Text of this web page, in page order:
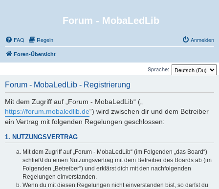
Forum - MobaLedLib
FAQ Regeln Anmelden
Foren-Übersicht
Sprache:
Forum - MobaLedLib - Registrierung
Mit dem Zugriff auf „Forum - MobaLedLib“ („
https://forum.mobaledlib.de“) wird zwischen dir und dem Betreiber
ein Vertrag mit folgenden Regelungen geschlossen:
1. NUTZUNGSVERTRAG
Mit dem Zugriff auf „Forum - MobaLedLib“ (im Folgenden „das Board“)
schließt du einen Nutzungsvertrag mit dem Betreiber des Boards ab (im
Folgenden „Betreiber“) und erklärst dich mit den nachfolgenden
Regelungen einverstanden.
Wenn du mit diesen Regelungen nicht einverstanden bist, so darfst du